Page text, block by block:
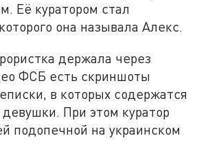
Её куратором стал
она называла Алекс.
держала через
ФСБ есть скриншоты
в которых содержатся
При этом куратор
подопечной на украинском